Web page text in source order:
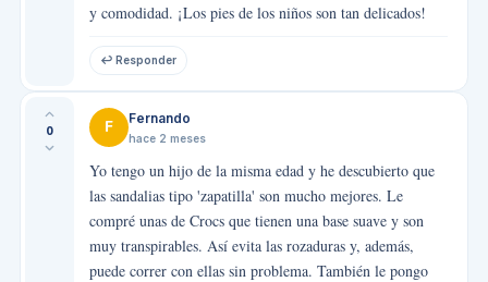
y comodidad. ¡Los pies de los niños son tan delicados!
↩ Responder
0 F Fernando
hace 2 meses
Yo tengo un hijo de la misma edad y he descubierto que
las sandalias tipo 'zapatilla' son mucho mejores. Le
compré unas de Crocs que tienen una base suave y son
muy transpirables. Así evita las rozaduras y, además,
puede correr con ellas sin problema. También le pongo